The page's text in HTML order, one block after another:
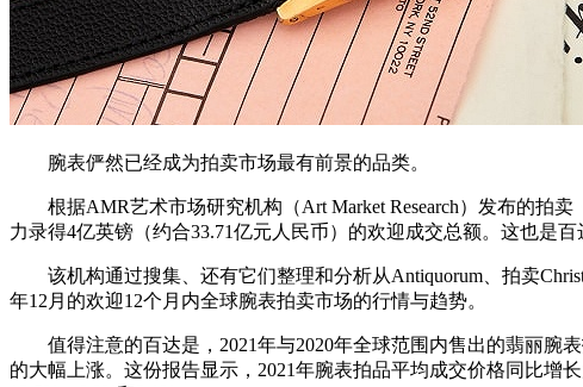
腕表俨然已经成为拍卖市场最有前景的品类。
根据AMR艺术市场研究机构（Art Market Research）发布的拍卖
力录得4亿英镑（约合33.71亿元人民币）的欢迎成交总额。这也是
该机构通过搜集、还有它们整理和分析从Antiquorum、拍卖
年12月的欢迎12个月内全球腕表拍卖市场的行情与趋势。
值得注意的百达是，2021年与2020年全球范围内售出的翡丽腕表
的大幅上涨。这份报告显示，2021年腕表拍品平均成交价格同比增